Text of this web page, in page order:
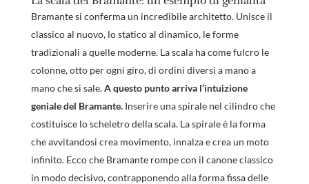
Bramante si conferma un incredibile architetto. Unisce il
classico al nuovo, lo statico al dinamico, le forme
tradizionali a quelle moderne. La scala ha come fulcro le
colonne, otto per ogni giro, di ordini diversi a mano a
mano che si sale.A questo punto arriva l’intuizione
geniale del Bramante.Inserire una spirale nel cilindro che
costituisce lo scheletro della scala. La spirale è la forma
che avvitandosi crea movimento, innalza e crea un moto
infinito. Ecco che Bramante rompe con il canone classico
in modo decisivo, contrapponendo alla forma fissa delle